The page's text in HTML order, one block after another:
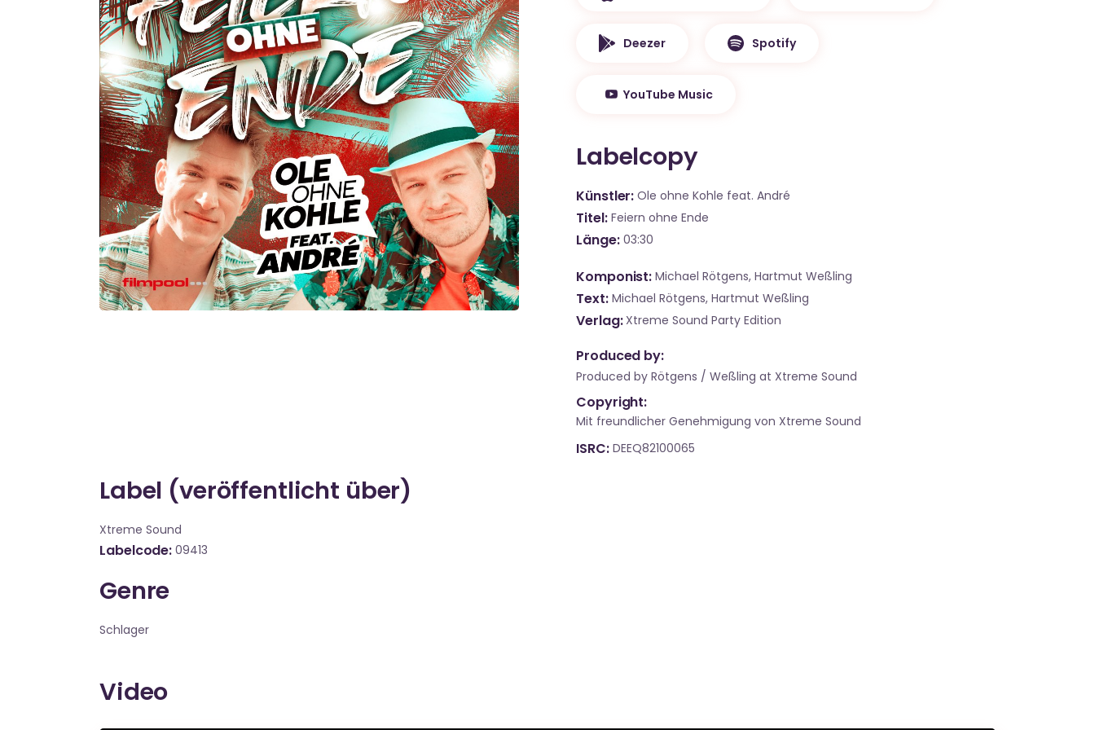
Deezer Spotify
YouTube Music
Labelcopy
Künstler Ole ohne Kohle feat. André
Titel Feiern ohne Ende
Länge 03:30
Komponist Michael Rötgens, Hartmut Weßling
Text Michael Rötgens, Hartmut Weßling
Verlag Xtreme Sound Party Edition
Produced by:
Produced by Rötgens / Weßling at Xtreme Sound
Copyright:
Mit freundlicher Genehmigung von Xtreme Sound
ISRC DEEQ82100065
Label (veröffentlicht über)
Xtreme Sound
Labelcode 09413
Genre
Schlager
Video